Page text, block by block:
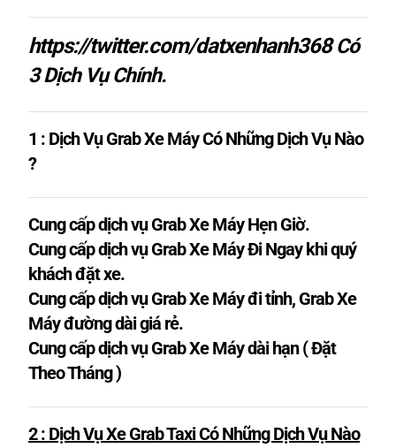
https://twitter.com/datxenhanh368Có
3 Dịch Vụ Chính.
1 : Dịch Vụ Grab Xe Máy Có Những Dịch Vụ Nào
?
Cung cấp dịch vụ Grab Xe Máy Hẹn Giờ.
Cung cấp dịch vụ Grab Xe Máy Đi Ngay khi quý
khách đặt xe.
Cung cấp dịch vụ Grab Xe Máy đi tỉnh, Grab Xe
Máy đường dài giá rẻ.
Cung cấp dịch vụ Grab Xe Máy dài hạn ( Đặt
Theo Tháng )
2 : Dịch Vụ Xe Grab Taxi Có Những Dịch Vụ Nào